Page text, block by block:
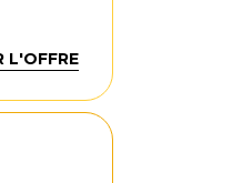
L'OFFRE